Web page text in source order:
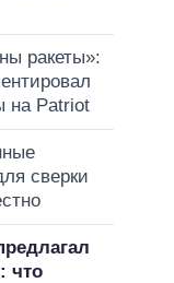
ракеты»:
на Patriot
сверки
что